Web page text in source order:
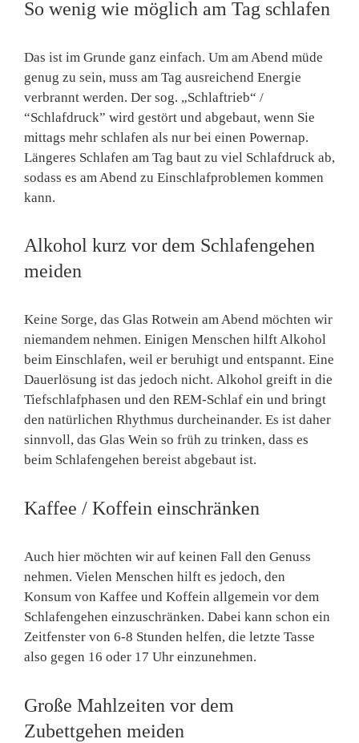
So wenig wie möglich am Tag schlafen
Das ist im Grunde ganz einfach. Um am Abend müde
genug zu sein, muss am Tag ausreichend Energie
verbrannt werden. Der sog. „Schlaftrieb“ /
“Schlafdruck” wird gestört und abgebaut, wenn Sie
mittags mehr schlafen als nur bei einen Powernap.
Längeres Schlafen am Tag baut zu viel Schlafdruck ab,
sodass es am Abend zu Einschlafproblemen kommen
kann.
Alkohol kurz vor dem Schlafengehen
meiden
Keine Sorge, das Glas Rotwein am Abend möchten wir
niemandem nehmen. Einigen Menschen hilft Alkohol
beim Einschlafen, weil er beruhigt und entspannt. Eine
Dauerlösung ist das jedoch nicht. Alkohol greift in die
Tiefschlafphasen und den REM-Schlaf ein und bringt
den natürlichen Rhythmus durcheinander. Es ist daher
sinnvoll, das Glas Wein so früh zu trinken, dass es
beim Schlafengehen bereist abgebaut ist.
Kaffee / Koffein einschränken
Auch hier möchten wir auf keinen Fall den Genuss
nehmen. Vielen Menschen hilft es jedoch, den
Konsum von Kaffee und Koffein allgemein vor dem
Schlafengehen einzuschränken. Dabei kann schon ein
Zeitfenster von 6-8 Stunden helfen, die letzte Tasse
also gegen 16 oder 17 Uhr einzunehmen.
Große Mahlzeiten vor dem
Zubettgehen meiden